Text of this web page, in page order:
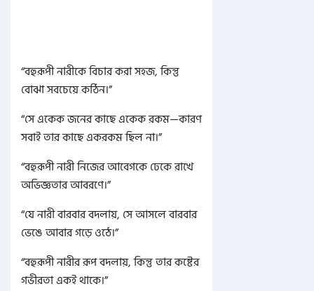
“বহুরূপী নারীকে বিচার করা সহজ, কিন্তু
বোঝা সবচেয়ে কঠিন।”
“সে একেক জনের কাছে একেক রকম—কারণ
সবাই তার কাছে একরকম ছিল না।”
“বহুরূপী নারী নিজের আবেগকে ঢেকে রাখে
অভিজ্ঞতার আবরণে।”
“যে নারী বারবার বদলায়, সে আসলে বারবার
ভেঙে আবার গড়ে ওঠে।”
“বহুরূপী নারীর রূপ বদলায়, কিন্তু তার কষ্টের
গভীরতা একই থাকে।”